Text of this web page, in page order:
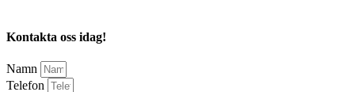
Kontakta oss idag!
Namn
Telefon